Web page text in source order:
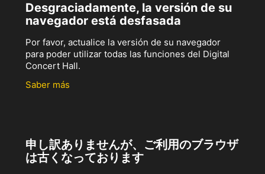
Desgraciadamente, la versión de su
navegador está desfasada
Por favor, actualice la versión de su navegador
para poder utilizar todas las funciones del Digital
Concert Hall.
Saber más
申し訳ありませんが、ご利用のブラウザ
は古くなっております